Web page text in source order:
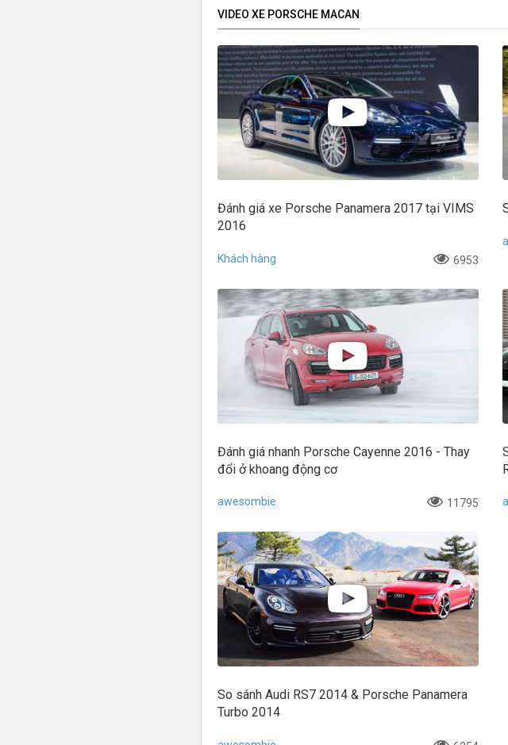
VIDEO XE PORSCHE MACAN
Đánh giá xe Porsche Panamera 2017 tại VIMS
2016
Khách hàng 6953
Đánh giá nhanh Porsche Cayenne 2016 - Thay
đổi ở khoang động cơ
awesombie 11795
So sánh Audi RS7 2014 & Porsche Panamera
Turbo 2014